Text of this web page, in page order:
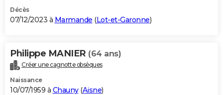
Décès
07/12/2023 à Marmande (Lot-et-Garonne)
Philippe MANIER (64 ans)
Créer une cagnotte obsèques
Naissance
10/07/1959 à Chauny(Aisne)